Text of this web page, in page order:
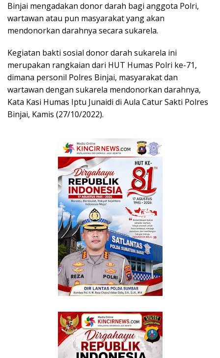
Binjai mengadakan donor darah bagi anggota Polri,
wartawan atau pun masyarakat yang akan
mendonorkan darahnya secara sukarela.
Kegiatan bakti sosial donor darah sukarela ini
merupakan rangkaian dari HUT Humas Polri ke-71,
dimana personil Polres Binjai, masyarakat dan
wartawan dengan sukarela mendonorkan darahnya,
Kata Kasi Humas Iptu Junaidi di Aula Catur Sakti Polres
Binjai, Kamis (27/10/2022).